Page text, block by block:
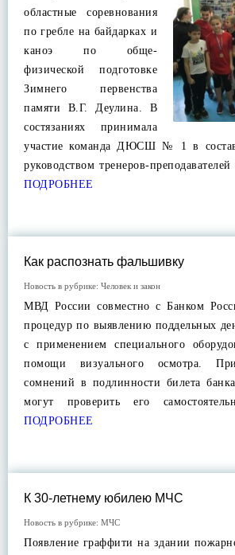
областные соревнования
по гребле на байдарках и
каноэ по обще-
физической подготовке
Зимнего первенства
памяти В.Г. Деулина. В
состязаниях принимала
участие команда ДЮСШ № 1 в
руководством тренеров-
ПОДРОБНЕЕ
Как распознать фальшивку
Новость в рубрике: Человек и закон
МВД России совместно с Банком
процедур по выявлению поддельных
с применением специального
помощи визуального осмотра.
сомнений в подлинности билета
могут проверить его
ПОДРОБНЕЕ
К 30-летнему юбилею МЧС
Новость в рубрике: МЧС
Появление граффити на здании